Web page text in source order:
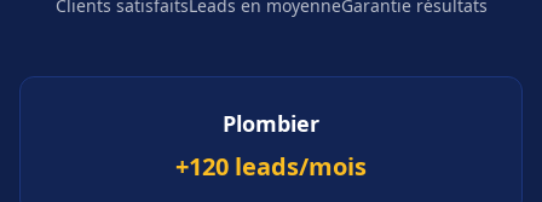
Clients satisfaitsLeads en moyenneGarantie résultats
Plombier
+120 leads/mois